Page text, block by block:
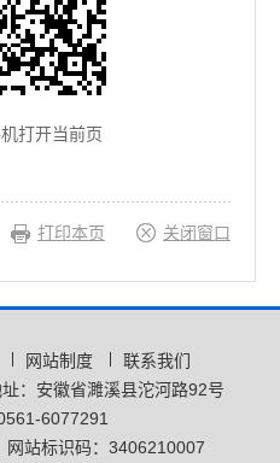
打开当前页
打印本页 关闭窗口
网站制度
联系我们
：安徽省濉溪县沱河路92号
6077291
网站标识码：3406210007